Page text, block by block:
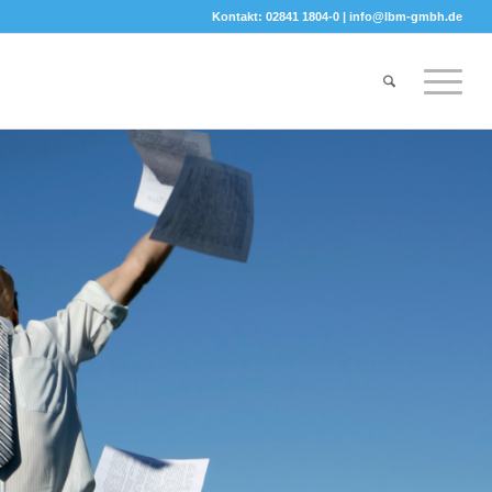
Kontakt: 02841 1804-0 |info@lbm-gmbh.de